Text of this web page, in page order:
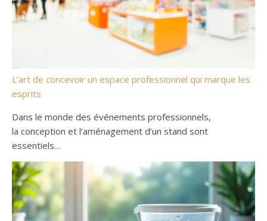
L’art de concevoir un espace professionnel qui marque les
esprits
Dans le monde des événements professionnels,
la conception et l’aménagement d’un stand sont
essentiels…